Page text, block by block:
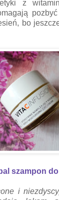
z
bo
szampon
i